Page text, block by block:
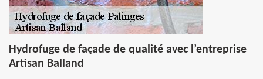
Hydrofuge de façade de qualité avec l’entreprise
Artisan Balland